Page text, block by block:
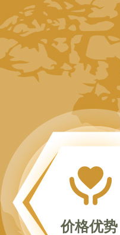
价格优势